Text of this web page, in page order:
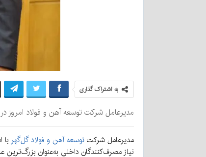
به اشتراک گذاری
مدیرعامل شرکت توسعه آهن و فولاد امروز
مدیرعامل شرکت توسعه آهن و فولاد گل‌گهر